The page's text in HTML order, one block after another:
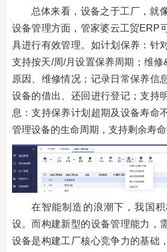
总体来看，设备之于工厂，就
设备管理方面，管家婆云工贸ERP
具进行有效管理。如计划保养：针
支持按天/周/月设置保养周期；维
原因、维修情况；记录日常保养信
设备的借出、还回进行登记；支持
息：支持保养计划超期及设备寿命
管理设备的生命周期，支持剩余寿命
在智能制造的浪潮下，我国
设。而构建新型的设备管理能力，
设备是构建工厂核心竞争力的基础